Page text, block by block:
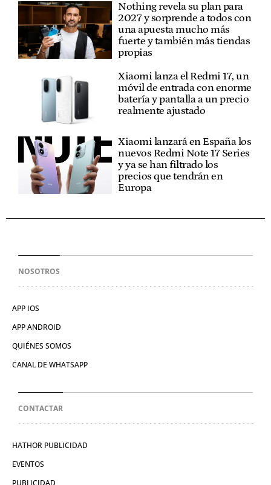
Nothing revela su plan para
2027 y sorprende a todos con
una apuesta mucho más
fuerte y también más tiendas
propias
Xiaomi lanza el Redmi 17, un
móvil de entrada con enorme
batería y pantalla a un precio
realmente ajustado
Xiaomi lanzará en España los
nuevos Redmi Note 17 Series
y ya se han filtrado los
precios que tendrán en
Europa
NOSOTROS
APP IOS
APP ANDROID
QUIÉNES SOMOS
CANAL DE WHATSAPP
CONTACTAR
HATHOR PUBLICIDAD
EVENTOS
PUBLICIDAD